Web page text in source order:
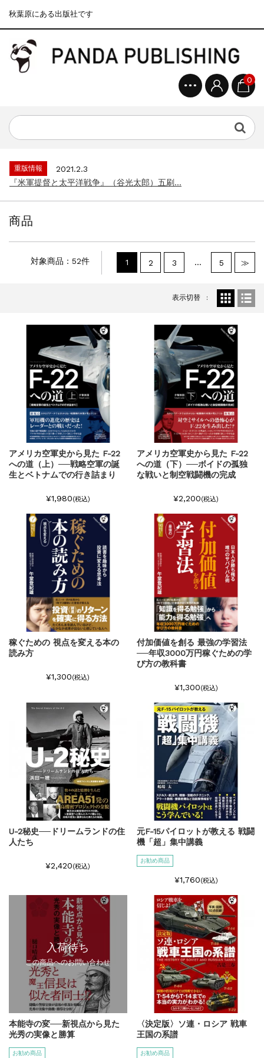
秋葉原にある出版社です
0
『F-2超入門』（関 賢太郎）三刷...
重版情報
2021.3.25
重版情報
2021.2.3
『米軍提督と太平洋戦争』（谷光太郎）五刷...
重版情報
『F-2超入門』（関 賢太郎）三刷...
『〈決定版〉ソ連・ロシア 戦車王国の系譜...
『米軍提督と太平洋戦争』（谷光太郎）五刷...
2020.12.18
『「砲兵」から見た世界大戦』（古峰文三）...
重版情報
2020.12.18
『日本陸海軍はなぜロジスティクスを軽視し...
重版情報
2020.12.18
『F-2超入門』（関 賢太郎）三刷...
商品
1 2 3 … 5 ≫
対象商品：52件
表示切替
アメリカ空軍史から見た F-22
への道（上）──戦略空軍の誕
生とベトナムでの行き詰まり
¥1,980(税込)
アメリカ空軍史から見た F-22
への道（下）──ボイドの孤独
な戦いと制空戦闘機の完成
¥2,200(税込)
稼ぐための 視点を変える本の
読み方
¥1,300(税込)
付加価値を創る 最強の学習法
──年収3000万円稼ぐための学
び方の教科書
¥1,300(税込)
U-2秘史──ドリームランドの住
人たち
¥2,420(税込)
元F-15パイロットが教える 戦闘
機「超」集中講義
お勧め商品
¥1,760(税込)
入荷待ち
この商品へのお問い合わせ
本能寺の変──新視点から見た
光秀の実像と勝算
お勧め商品
〈決定版〉ソ連・ロシア 戦車
王国の系譜
お勧め商品